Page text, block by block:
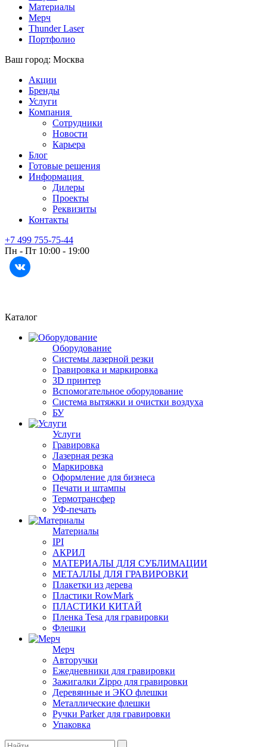
Материалы
Мерч
Thunder Laser
Портфолио
Ваш город: Москва
Акции
Бренды
Услуги
Компания
Сотрудники
Новости
Карьера
Блог
Готовые решения
Информация
Дилеры
Проекты
Реквизиты
Контакты
+7 499 755-75-44
Пн - Пт 10:00 - 19:00
Каталог
Оборудование
Системы лазерной резки
Гравировка и маркировка
3D принтер
Вспомогательное оборудование
Система вытяжки и очистки воздуха
БУ
Услуги
Гравировка
Лазерная резка
Маркировка
Оформление для бизнеса
Печати и штампы
Термотрансфер
УФ-печать
Материалы
IPI
АКРИЛ
МАТЕРИАЛЫ ДЛЯ СУБЛИМАЦИИ
МЕТАЛЛЫ ДЛЯ ГРАВИРОВКИ
Плакетки из дерева
Пластики RowMark
ПЛАСТИКИ КИТАЙ
Пленка Tesa для гравировки
Флешки
Мерч
Авторучки
Ежедневники для гравировки
Зажигалки Zippo для гравировки
Деревянные и ЭКО флешки
Металлические флешки
Ручки Parker для гравировки
Упаковка